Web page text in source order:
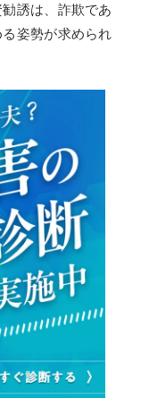
誘は、詐欺であ
姿勢が求められ